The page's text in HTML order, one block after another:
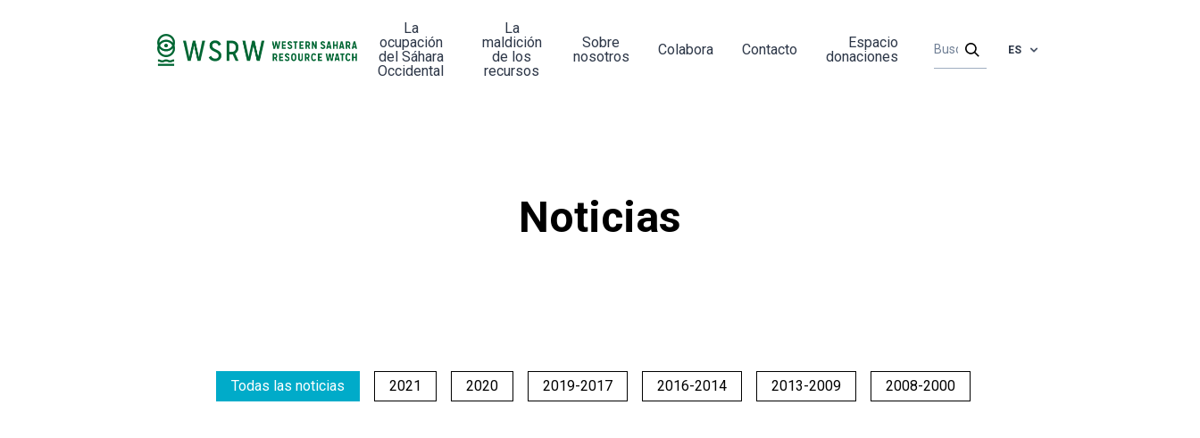
La
ocupación
del Sáhara
Occidental
La
maldición
de los
recursos
Sobre
nosotros
Colabora Contacto
Espacio
donaciones
ES
Noticias
Todas las noticias 2021 2020 2019-2017 2016-2014 2013-2009 2008-2000